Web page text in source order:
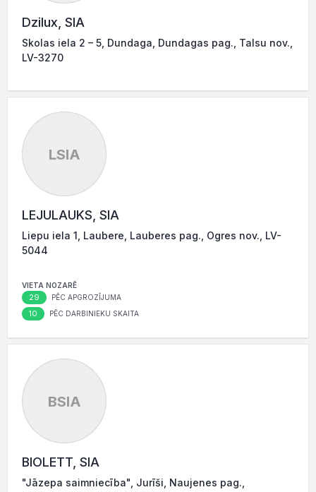
Dzilux, SIA
Skolas iela 2 – 5, Dundaga, Dundagas pag., Talsu nov.,
LV-3270
LSIA
LEJULAUKS, SIA
Liepu iela 1, Laubere, Lauberes pag., Ogres nov., LV-
5044
VIETA NOZARĒ
29 PĒC APGROZĪJUMA
10 PĒC DARBINIEKU SKAITA
BSIA
BIOLETT, SIA
"Jāzepa saimniecība", Jurīši, Naujenes pag.,